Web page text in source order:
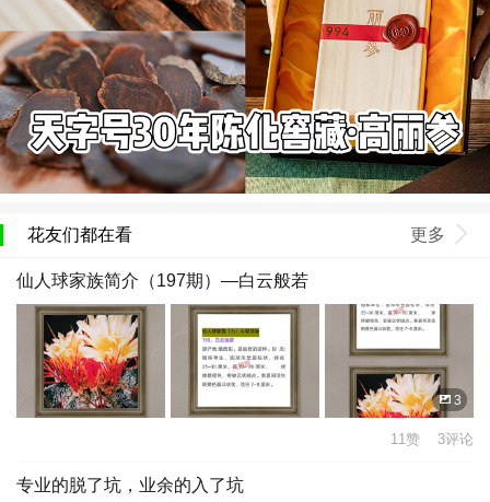
花友们都在看 更多
仙人球家族简介（197期）—白云般若
3
11赞 3评论
专业的脱了坑，业余的入了坑